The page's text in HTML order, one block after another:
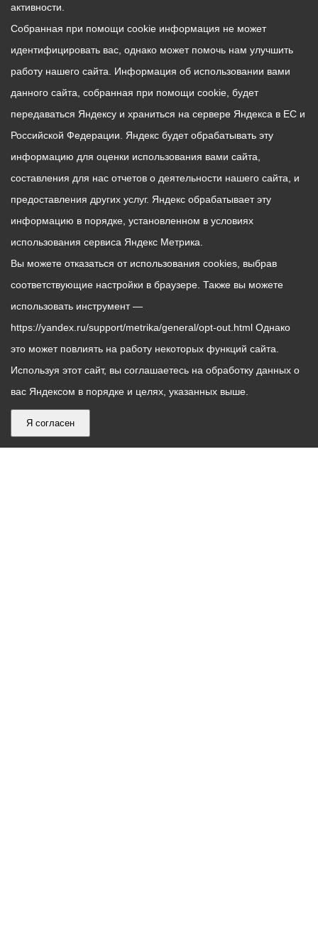
активности.
Собранная при помощи cookie информация не может
идентифицировать вас, однако может помочь нам улучшить
работу нашего сайта. Информация об использовании вами
данного сайта, собранная при помощи cookie, будет
передаваться Яндексу и храниться на сервере Яндекса в ЕС и
Российской Федерации. Яндекс будет обрабатывать эту
информацию для оценки использования вами сайта,
составления для нас отчетов о деятельности нашего сайта, и
предоставления других услуг. Яндекс обрабатывает эту
информацию в порядке, установленном в условиях
использования сервиса Яндекс Метрика.
Вы можете отказаться от использования cookies, выбрав
соответствующие настройки в браузере. Также вы можете
использовать инструмент —
https://yandex.ru/support/metrika/general/opt-out.html Однако
это может повлиять на работу некоторых функций сайта.
Используя этот сайт, вы соглашаетесь на обработку данных о
вас Яндексом в порядке и целях, указанных выше.
Я согласен